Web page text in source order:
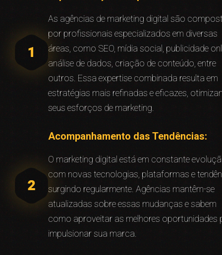
As agências de marketing digital são
por profissionais especializados em diversas
áreas, como SEO, mídia social, publicidade
análise de dados, criação de conteúdo, entre
outros. Essa expertise combinada resulta em
estratégias mais refinadas e eficazes,
seus esforços de marketing.
Acompanhamento das Tendências:
O marketing digital está em constante
com novas tecnologias, plataformas e
surgindo regularmente. Agências mantêm-se
atualizadas sobre essas mudanças e sabem
como aproveitar as melhores oportunidades
impulsionar sua marca.